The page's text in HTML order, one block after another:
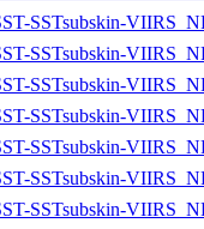
SSTsubskin-
SSTsubskin-
SSTsubskin-
SSTsubskin-
SSTsubskin-
SSTsubskin-
SSTsubskin-